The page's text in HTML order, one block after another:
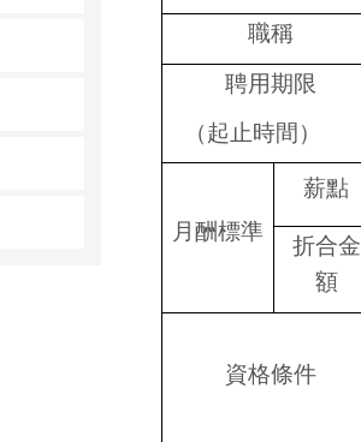
職稱
聘用期限
（起止時間）
月酬標準
薪點
折合金
額
資格條件